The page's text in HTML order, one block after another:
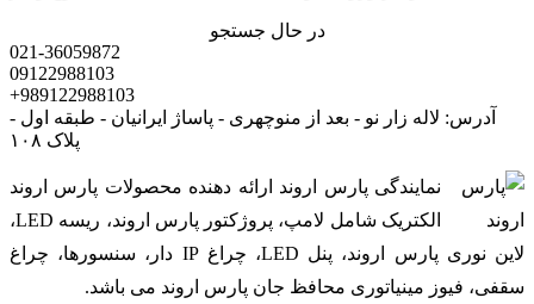
در حال جستجو
021-36059872
09122988103
+989122988103
آدرس: لاله زار نو - بعد از منوچهری - پاساژ ایرانیان - طبقه اول -
پلاک ۱۰۸
نمایندگی پارس اروند ارائه دهنده محصولات پارس اروند
الکتریک شامل لامپ، پروژکتور پارس اروند، ریسه LED،
لاین نوری پارس اروند، پنل LED، چراغ IP دار، سنسورها، چراغ
سقفی، فیوز مینیاتوری محافظ جان پارس اروند می باشد.